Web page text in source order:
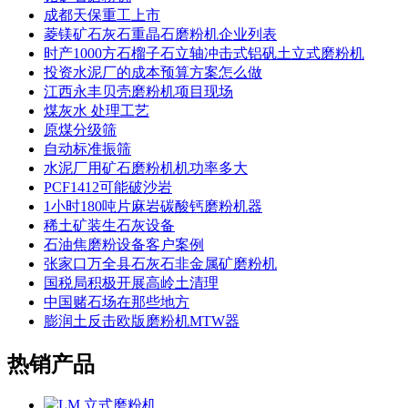
成都天保重工上市
菱镁矿石灰石重晶石磨粉机企业列表
时产1000方石榴子石立轴冲击式铝矾土立式磨粉机
投资水泥厂的成本预算方案怎么做
江西永丰贝壳磨粉机项目现场
煤灰水 处理工艺
原煤分级筛
自动标准振筛
水泥厂用矿石磨粉机机功率多大
PCF1412可能破沙岩
1小时180吨片麻岩碳酸钙磨粉机器
稀土矿装生石灰设备
石油焦磨粉设备客户案例
张家口万全县石灰石非金属矿磨粉机
国税局积极开展高岭土清理
中国赌石场在那些地方
膨润土反击欧版磨粉机MTW器
热销产品